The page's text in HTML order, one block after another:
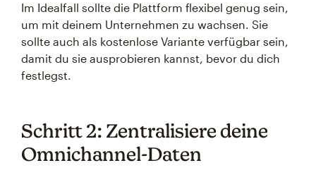
Im Idealfall sollte die Plattform flexibel genug sein,
um mit deinem Unternehmen zu wachsen. Sie
sollte auch als kostenlose Variante verfügbar sein,
damit du sie ausprobieren kannst, bevor du dich
festlegst.
Schritt 2: Zentralisiere deine
Omnichannel-Daten